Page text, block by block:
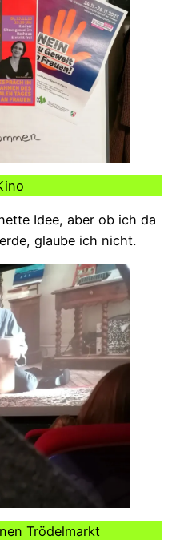
Idee, aber ob ich da
glaube ich nicht.
Trödelmarkt